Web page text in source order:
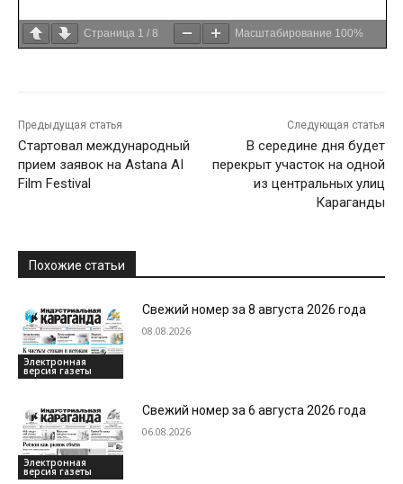
Страница 1 / 8 Масштабирование 100%
Предыдущая статья
Стартовал международный
прием заявок на Astana AI
Film Festival
Следующая статья
В середине дня будет
перекрыт участок на одной
из центральных улиц
Караганды
Похожие статьи
Электронная
версия газеты
Свежий номер за 8 августа 2026 года
08.08.2026
Электронная
версия газеты
Свежий номер за 6 августа 2026 года
06.08.2026